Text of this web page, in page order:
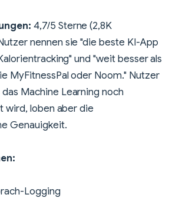
4,7/5 Sterne (2,8K
nennen sie "die beste KI-App
und "weit besser als
MyFitnessPal oder Noom." Nutzer
Machine Learning noch
wird, loben aber die
Genauigkeit.
Logging